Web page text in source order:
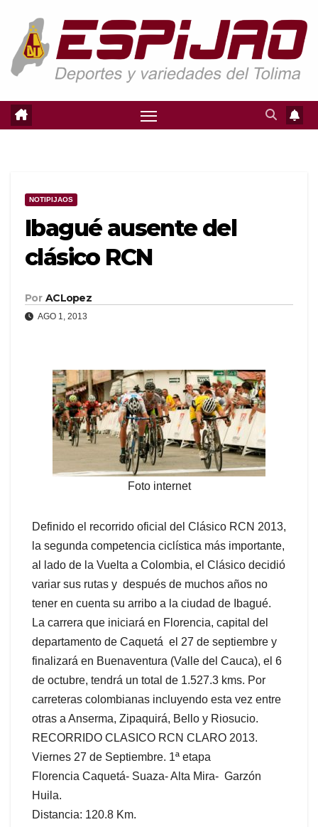
contenido
NOTIPIJAOS
Ibagué ausente del
clásico RCN
Por ACLopez
AGO 1, 2013
Foto internet
Definido el recorrido oficial del Clásico RCN 2013,
la segunda competencia ciclística más importante,
al lado de la Vuelta a Colombia, el Clásico decidió
variar sus rutas y después de muchos años no
tener en cuenta su arribo a la ciudad de Ibagué.
La carrera que iniciará en Florencia, capital del
departamento de Caquetá el 27 de septiembre y
finalizará en Buenaventura (Valle del Cauca), el 6
de octubre, tendrá un total de 1.527.3 kms. Por
carreteras colombianas incluyendo esta vez entre
otras a Anserma, Zipaquirá, Bello y Riosucio.
RECORRIDO CLASICO RCN CLARO 2013.
Viernes 27 de Septiembre. 1ª etapa
Florencia Caquetá- Suaza- Alta Mira- Garzón
Huila.
Distancia: 120.8 Km.